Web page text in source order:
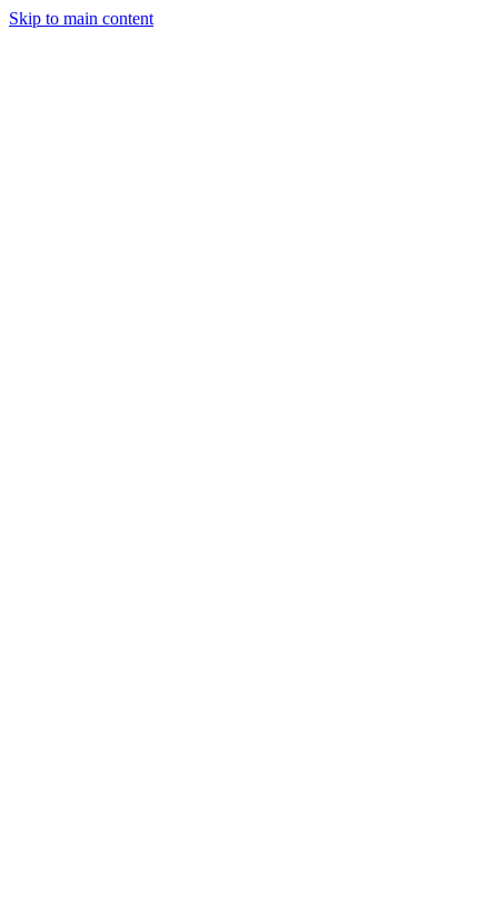
Skip to main content